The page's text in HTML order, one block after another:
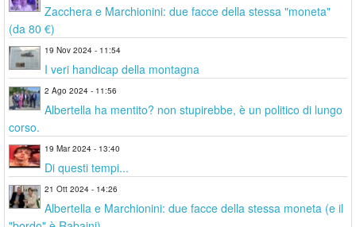
Zacchera e Marchionini: due facce della stessa "moneta"
(da 80 €)
19 Nov 2024 - 11:54
I veri handicap della montagna
2 Ago 2024 - 11:56
Albertella ha mentito? non stupirebbe, è un politico di lungo
corso.
19 Mar 2024 - 13:40
Di questi tempi...
21 Ott 2024 - 14:26
Albertella e Marchionini: due facce della stessa moneta (e il